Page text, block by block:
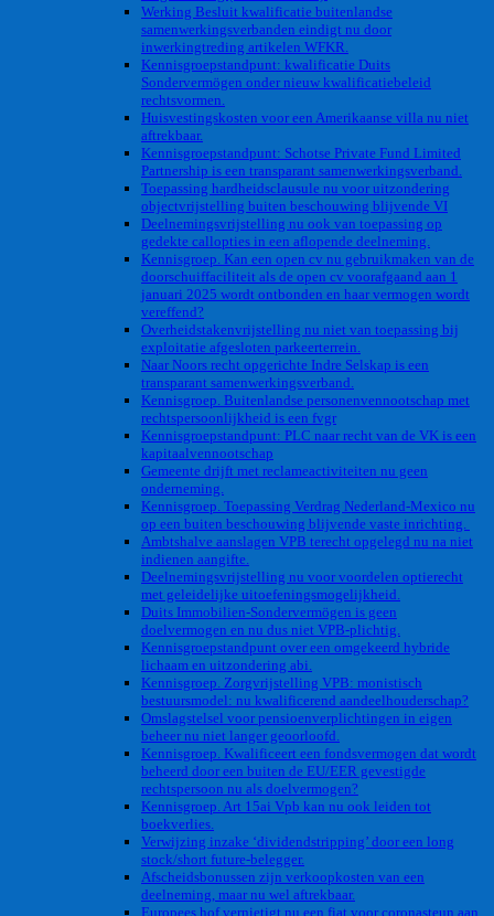
Werking Besluit kwalificatie buitenlandse
samenwerkingsverbanden eindigt nu door
inwerkingtreding artikelen WFKR.
Kennisgroepstandpunt: kwalificatie Duits
Sondervermögen onder nieuw kwalificatiebeleid
rechtsvormen.
Huisvestingskosten voor een Amerikaanse villa nu niet
aftrekbaar.
Kennisgroepstandpunt: Schotse Private Fund Limited
Partnership is een transparant samenwerkingsverband.
Toepassing hardheidsclausule nu voor uitzondering
objectvrijstelling buiten beschouwing blijvende VI
Deelnemingsvrijstelling nu ook van toepassing op
gedekte callopties in een aflopende deelneming.
Kennisgroep. Kan een open cv nu gebruikmaken van de
doorschuiffaciliteit als de open cv voorafgaand aan 1
januari 2025 wordt ontbonden en haar vermogen wordt
vereffend?
Overheidstakenvrijstelling nu niet van toepassing bij
exploitatie afgesloten parkeerterrein.
Naar Noors recht opgerichte Indre Selskap is een
transparant samenwerkingsverband.
Kennisgroep. Buitenlandse personenvennootschap met
rechtspersoonlijkheid is een fvgr
Kennisgroepstandpunt: PLC naar recht van de VK is een
kapitaalvennootschap
Gemeente drijft met reclameactiviteiten nu geen
onderneming.
Kennisgroep. Toepassing Verdrag Nederland-Mexico nu
op een buiten beschouwing blijvende vaste inrichting.
Ambtshalve aanslagen VPB terecht opgelegd nu na niet
indienen aangifte.
Deelnemingsvrijstelling nu voor voordelen optierecht
met geleidelijke uitoefeningsmogelijkheid.
Duits Immobilien-Sondervermögen is geen
doelvermogen en nu dus niet VPB-plichtig.
Kennisgroepstandpunt over een omgekeerd hybride
lichaam en uitzondering abi.
Kennisgroep. Zorgvrijstelling VPB: monistisch
bestuursmodel: nu kwalificerend aandeelhouderschap?
Omslagstelsel voor pensioenverplichtingen in eigen
beheer nu niet langer geoorloofd.
Kennisgroep. Kwalificeert een fondsvermogen dat wordt
beheerd door een buiten de EU/EER gevestigde
rechtspersoon nu als doelvermogen?
Kennisgroep. Art 15ai Vpb kan nu ook leiden tot
boekverlies.
Verwijzing inzake ‘dividendstripping’ door een long
stock/short future-belegger.
Afscheidsbonussen zijn verkoopkosten van een
deelneming, maar nu wel aftrekbaar.
Europees hof vernietigt nu een fiat voor coronasteun aan